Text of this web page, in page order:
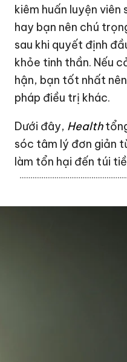
kiêm huấn luyện
hay bạn nên chú
sau khi quyết định
khỏe tinh thần. Nếu
hận, bạn tốt nhất
pháp điều trị khác.
Dưới đây, Health
sóc tâm lý đơn giản
làm tổn hại đến túi